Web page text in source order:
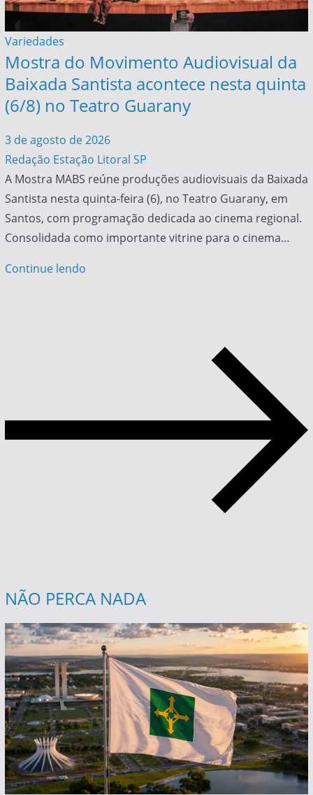
Variedades
Mostra do Movimento Audiovisual da
Baixada Santista acontece nesta quinta
(6/8) no Teatro Guarany
3 de agosto de 2026
Redação Estação Litoral SP
A Mostra MABS reúne produções audiovisuais da Baixada
Santista nesta quinta-feira (6), no Teatro Guarany, em
Santos, com programação dedicada ao cinema regional.
Consolidada como importante vitrine para o cinema…
Continue lendo
NÃO PERCA NADA